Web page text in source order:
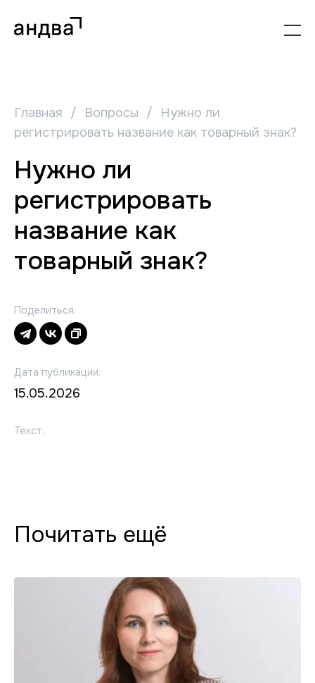
Главная / Вопросы /
Нужно ли
регистрировать название как товарный знак?
Нужно ли
регистрировать
название как
товарный знак?
Поделиться:
Дата публикации:
15.05.2026
Текст:
Почитать ещё